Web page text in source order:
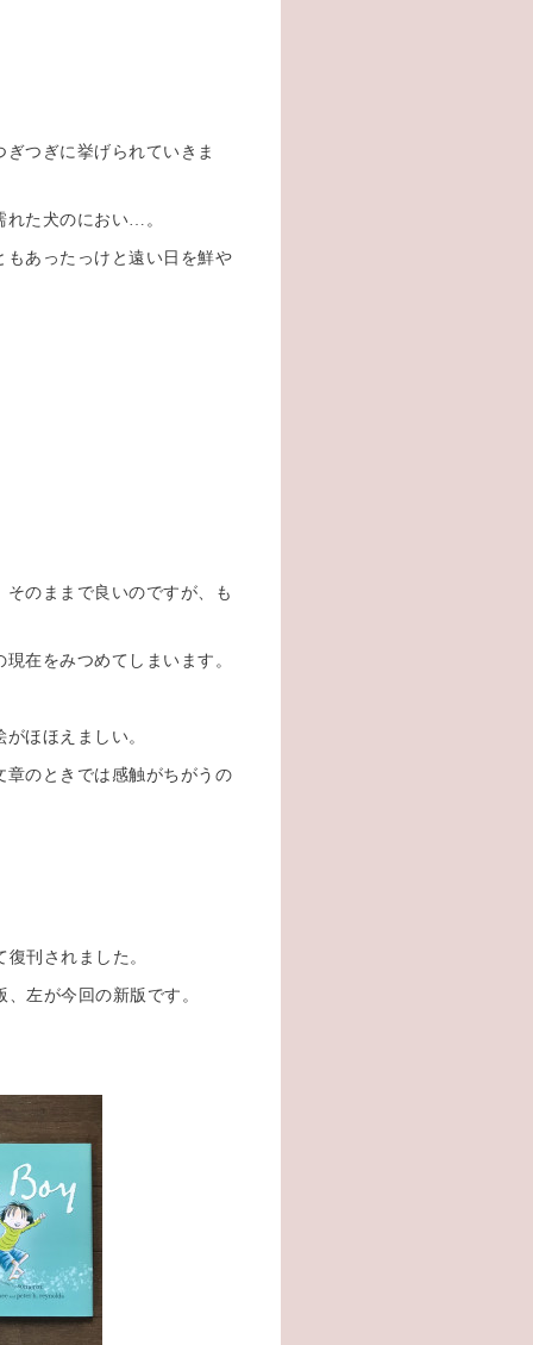
つぎに挙げられていきま
れた犬のにおい…。
あったっけと遠い日を鮮や
のままで良いのですが、も
在をみつめてしまいます。
ほほえましい。
のときでは感触がちがうの
刊されました。
左が今回の新版です。